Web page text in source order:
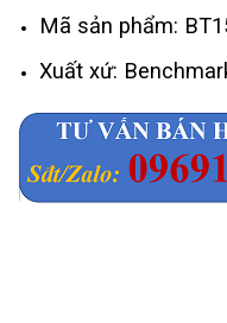
Mã sản phẩm:
Xuất xứ: